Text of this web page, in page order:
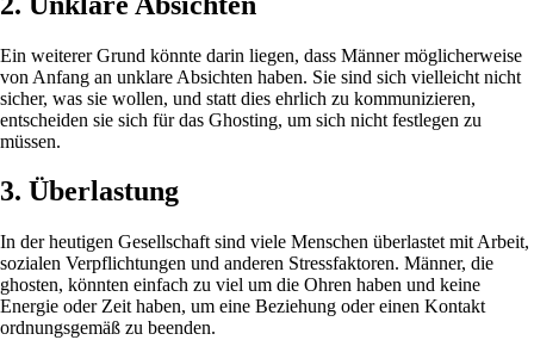
Ein weiterer Grund könnte darin liegen, dass Männer möglicherweise
von Anfang an unklare Absichten haben. Sie sind sich vielleicht nicht
sicher, was sie wollen, und statt dies ehrlich zu kommunizieren,
entscheiden sie sich für das Ghosting, um sich nicht festlegen zu
müssen.
3. Überlastung
In der heutigen Gesellschaft sind viele Menschen überlastet mit Arbeit,
sozialen Verpflichtungen und anderen Stressfaktoren. Männer, die
ghosten, könnten einfach zu viel um die Ohren haben und keine
Energie oder Zeit haben, um eine Beziehung oder einen Kontakt
ordnungsgemäß zu beenden.